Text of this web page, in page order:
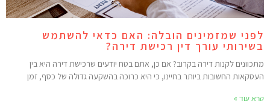
שמזמינים הובלה: האם כדאי להשתמש
עורך דין רכישת דירה?
לקנות דירה בקרוב? אם כן, אתם בטח יודעים שרכישת דירה היא בין
החשובות ביותר בחיינו, כי היא כרוכה בהשקעה גדולה של כסף, זמן
עוד »